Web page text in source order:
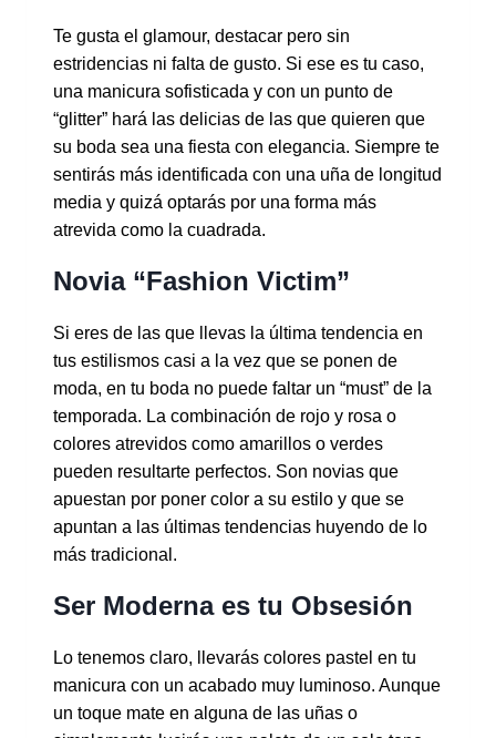
Te gusta el glamour, destacar pero sin
estridencias ni falta de gusto. Si ese es tu caso,
una manicura sofisticada y con un punto de
“glitter” hará las delicias de las que quieren que
su boda sea una fiesta con elegancia. Siempre te
sentirás más identificada con una uña de longitud
media y quizá optarás por una forma más
atrevida como la cuadrada.
Novia “Fashion Victim”
Si eres de las que llevas la última tendencia en
tus estilismos casi a la vez que se ponen de
moda, en tu boda no puede faltar un “must” de la
temporada. La combinación de rojo y rosa o
colores atrevidos como amarillos o verdes
pueden resultarte perfectos. Son novias que
apuestan por poner color a su estilo y que se
apuntan a las últimas tendencias huyendo de lo
más tradicional.
Ser Moderna es tu Obsesión
Lo tenemos claro, llevarás colores pastel en tu
manicura con un acabado muy luminoso. Aunque
un toque mate en alguna de las uñas o